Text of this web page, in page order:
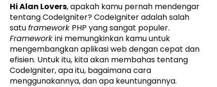
Hi Alan Lovers, apakah kamu pernah mendengar
tentang CodeIgniter? CodeIgniter adalah salah
satuframework PHP yang sangat populer.
Frameworkini memungkinkan kamu untuk
mengembangkan aplikasi web dengan cepat dan
efisien. Untuk itu, kita akan membahas tentang
CodeIgniter, apa itu, bagaimana cara
menggunakannya, dan apa keuntungannya.